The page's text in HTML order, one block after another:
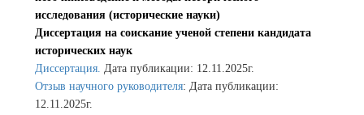
исследования (исторические науки)
Диссертация на соискание ученой степени кандидата
исторических наук
Диссертация. Дата публикации: 12.11.2025г.
Отзыв научного руководителя: Дата публикации:
12.11.2025г.